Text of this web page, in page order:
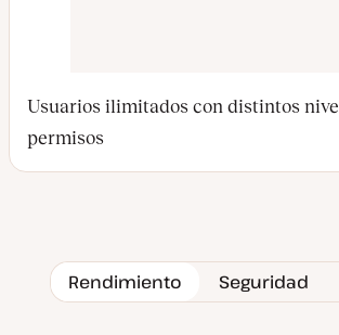
Usuarios ilimitados con distintos
permisos
Rendimiento Seguridad